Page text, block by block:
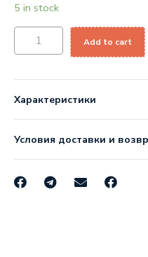
5 in stock
Add to cart
Характеристики
Условия доставки и